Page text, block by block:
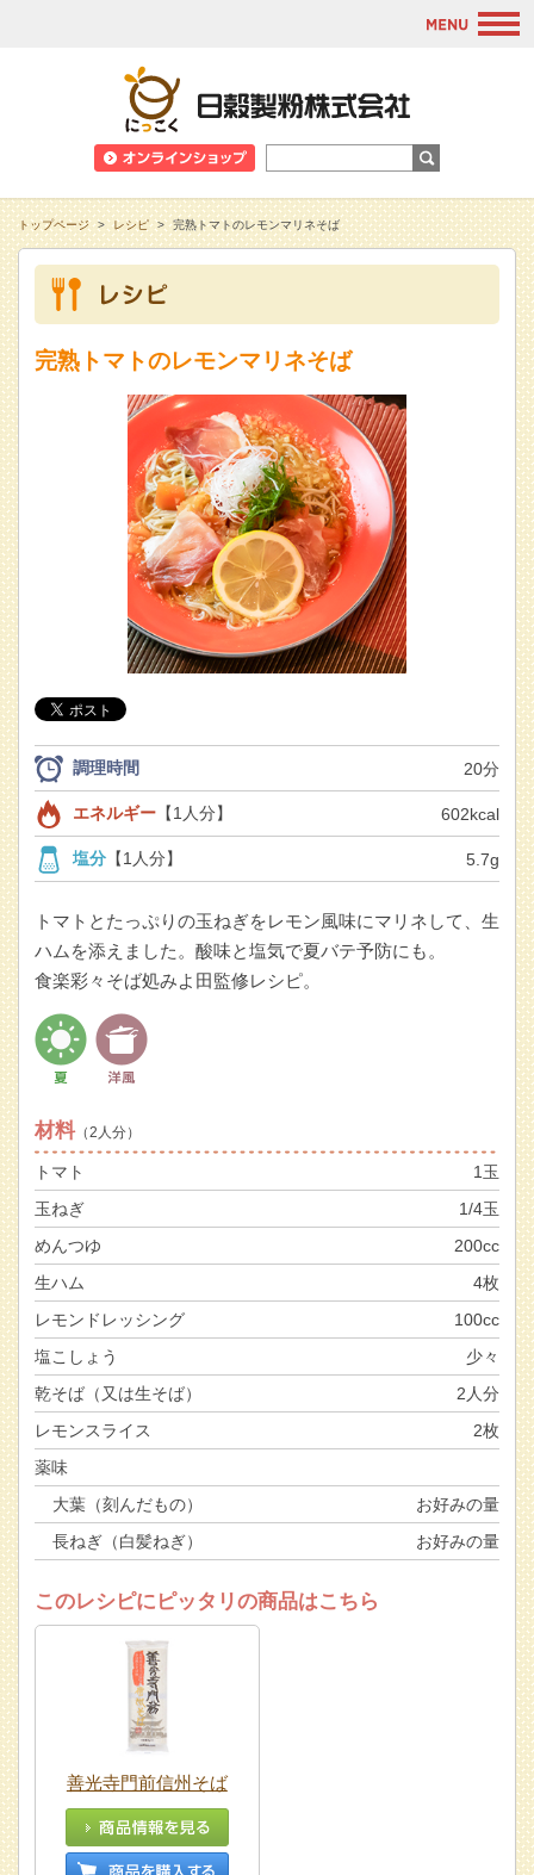
トップページ > レシピ > 完熟トマトのレモンマリネそば
完熟トマトのレモンマリネそば
調理時間 20分
エネルギー【1人分】 602kcal
塩分【1人分】 5.7g
トマトとたっぷりの玉ねぎをレモン風味にマリネして、生
ハムを添えました。酸味と塩気で夏バテ予防にも。
食楽彩々そば処みよ田監修レシピ。
材料（2人分）
トマト
1玉
玉ねぎ
1/4玉
めんつゆ
200cc
生ハム
4枚
レモンドレッシング
100cc
塩こしょう
少々
乾そば（又は生そば）
2人分
レモンスライス
2枚
薬味
大葉（刻んだもの）
お好みの量
長ねぎ（白髪ねぎ）
お好みの量
このレシピにピッタリの商品はこちら
善光寺門前信州そば